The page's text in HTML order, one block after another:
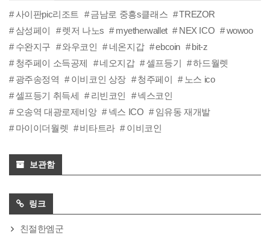
사이판pic리조트 금남로 중흥s클래스
TREZOR
삼성페이
렛저 나노s myetherwallet NEX ICO
wowoo
수완지구
와우코인 네온지갑 ebcoin
bit-z
청주페이 소득공제
네오지갑 셀프등기
하드월렛
광주송정역
이비코인 상장 청주페이
노스 ico
셀프등기 취득세
리빈코인
넥스코인
오송역 대광로제비앙
넥스 ICO
임유동 재개발
마이이더월렛
비타트라 이비코인
보관함
링크
친절한엠군